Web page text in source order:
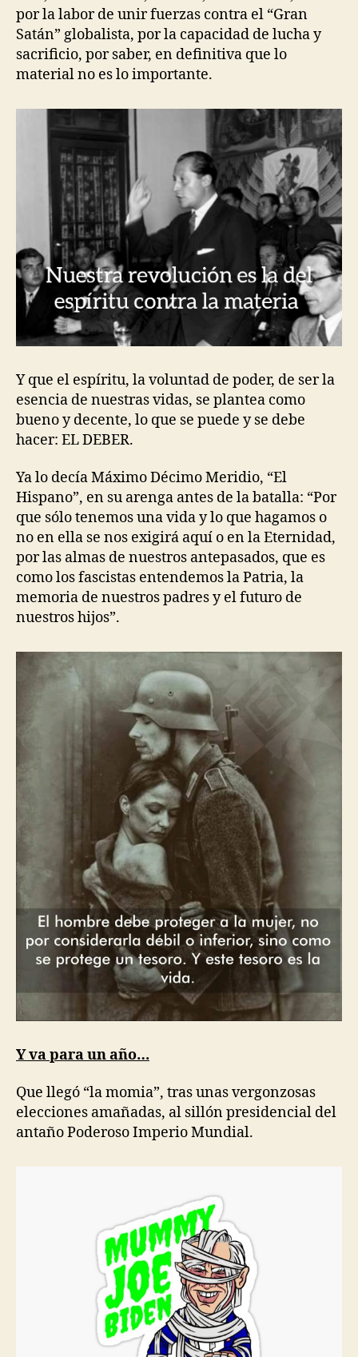
por la labor de unir fuerzas contra el “Gran
Satán” globalista, por la capacidad de lucha y
sacrificio, por saber, en definitiva que lo
material no es lo importante.
Y que el espíritu, la voluntad de poder, de ser la
esencia de nuestras vidas, se plantea como
bueno y decente, lo que se puede y se debe
hacer: EL DEBER.
Ya lo decía Máximo Décimo Meridio, “El
Hispano”, en su arenga antes de la batalla: “Por
que sólo tenemos una vida y lo que hagamos o
no en ella se nos exigirá aquí o en la Eternidad,
por las almas de nuestros antepasados, que es
como los fascistas entendemos la Patria, la
memoria de nuestros padres y el futuro de
nuestros hijos”.
Y va para un año…
Que llegó “la momia”, tras unas vergonzosas
elecciones amañadas, al sillón presidencial del
antaño Poderoso Imperio Mundial.